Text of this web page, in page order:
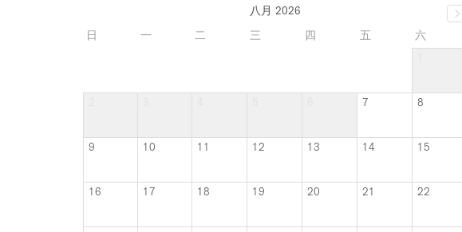
八月 2026
日
一 二 三 四 五
六
7 8
9 10 11 12 13 14 15
16 17 18 19 20 21 22